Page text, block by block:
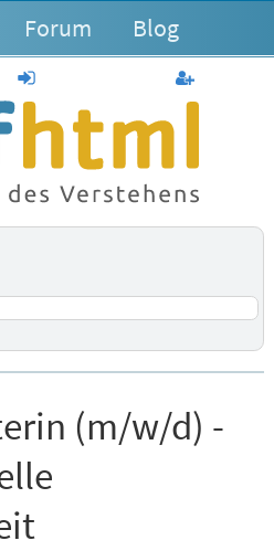
Forum Blog
anmelden
(m/w/d) -